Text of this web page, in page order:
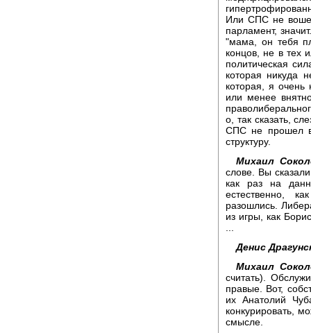
Или СПС не
парламент,
"мама, он тебя
концов, не в тех
политическая
которая никуда
которая, я очень
или менее
о, так сказать,
СПС не прошел в
структуру.
Михаил
слове. Вы
как раз на
естественно,
разошлись.
из игры, как
Денис
Михаил
считать).
правые. Вот,
их Анатолий
конкурировать,
смысле.